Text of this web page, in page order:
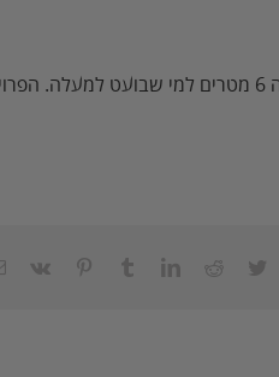
סביב מגרש ספורט חדש התקנו גדר פרופילים בגובה 4 מטרים, עם השלמה – תוספת גדר ניילון עד גובה 6 מטרים למי שבועט
Twitter
Reddit
LinkedIn
Tumblr
Pinterest